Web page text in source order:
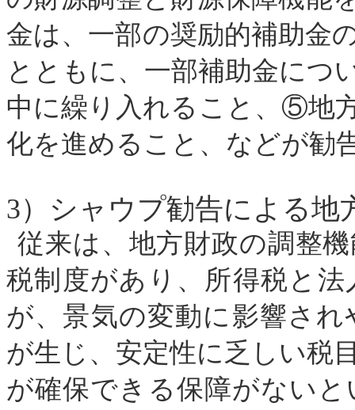
金は、一部の奨励的補助金
とともに、一部補助金につ
中に繰り入れること、⑤地
化を進めること、などが勧
3）シャウプ勧告による地
従来は、地方財政の調整
税制度があり、所得税と
が、景気の変動に影響さ
が生じ、安定性に乏しい税
が確保できる保障がない